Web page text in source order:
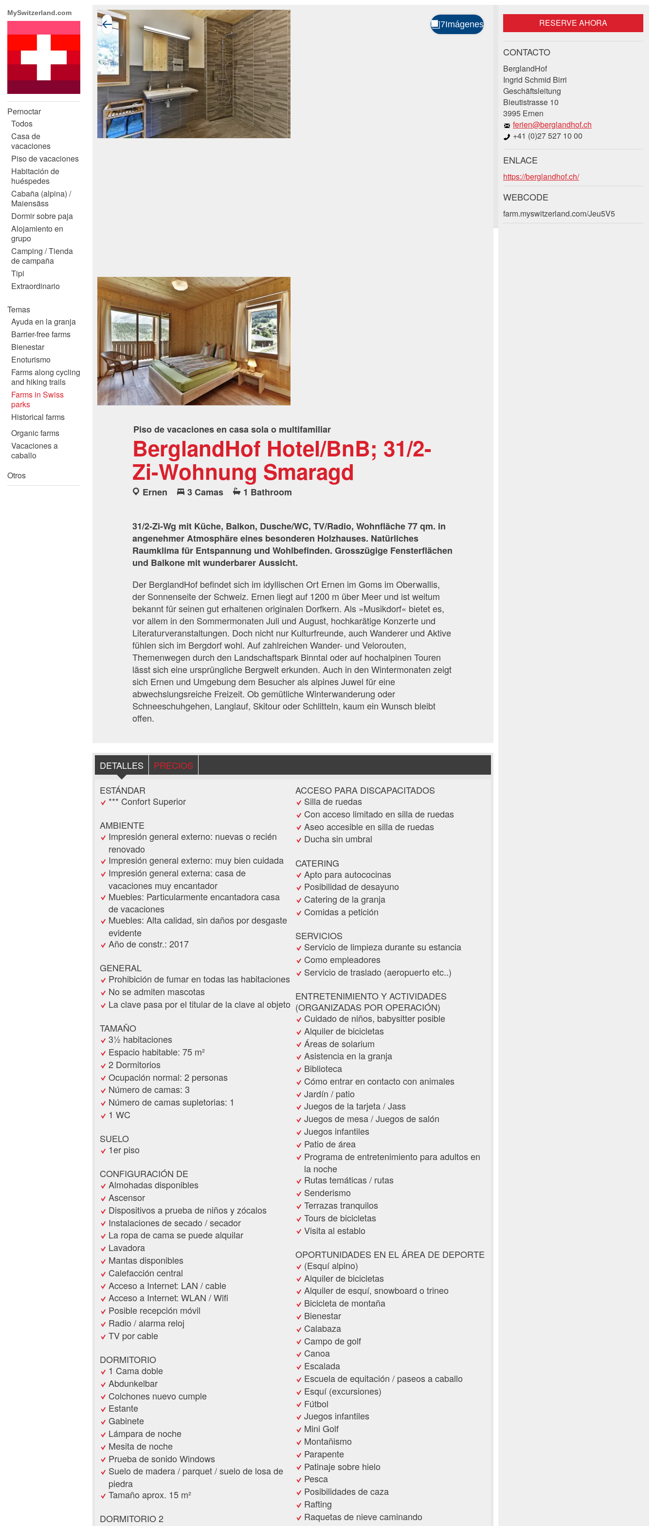
MySwitzerland.com
Pernoctar
Todos
Casa de
vacaciones
Piso de vacaciones
Habitación de
huéspedes
Cabaña (alpina) /
Maiensäss
Dormir sobre paja
Alojamiento en
grupo
Camping / Tienda
de campaña
Tipi
Extraordinario
Temas
Ayuda en la granja
Barrier-free farms
Bienestar
Enoturismo
Farms along cycling
and hiking trails
Farms in Swiss
parks
Historical farms
Organic farms
Vacaciones a
caballo
Otros
Piso de vacaciones en casa sola o multifamiliar
BerglandHof Hotel/BnB; 31/2-
Zi-Wohnung Smaragd
Ernen 3 Camas 1 Bathroom
31/2-Zi-Wg mit Küche, Balkon, Dusche/WC, TV/Radio, Wohnfläche 77 qm. in
angenehmer Atmosphäre eines besonderen Holzhauses. Natürliches
Raumklima für Entspannung und Wohlbefinden. Grosszügige Fensterflächen
und Balkone mit wunderbarer Aussicht.
Der BerglandHof befindet sich im idyllischen Ort Ernen im Goms im Oberwallis,
der Sonnenseite der Schweiz. Ernen liegt auf 1200 m über Meer und ist weitum
bekannt für seinen gut erhaltenen originalen Dorfkern. Als »Musikdorf« bietet es,
vor allem in den Sommermonaten Juli und August, hochkarätige Konzerte und
Literaturveranstaltungen. Doch nicht nur Kulturfreunde, auch Wanderer und Aktive
fühlen sich im Bergdorf wohl. Auf zahlreichen Wander- und Velorouten,
Themenwegen durch den Landschaftspark Binntal oder auf hochalpinen Touren
lässt sich eine ursprüngliche Bergwelt erkunden. Auch in den Wintermonaten zeigt
sich Ernen und Umgebung dem Besucher als alpines Juwel für eine
abwechslungsreiche Freizeit. Ob gemütliche Winterwanderung oder
Schneeschuhgehen, Langlauf, Skitour oder Schlitteln, kaum ein Wunsch bleibt
offen.
DETALLES
PRECIOS
ESTÁNDAR
*** Confort Superior
AMBIENTE
Impresión general externo: nuevas o recién
renovado
Impresión general externo: muy bien cuidada
Impresión general externa: casa de
vacaciones muy encantador
Muebles: Particularmente encantadora casa
de vacaciones
Muebles: Alta calidad, sin daños por desgaste
evidente
Año de constr.: 2017
GENERAL
Prohibición de fumar en todas las habitaciones
No se admiten mascotas
La clave pasa por el titular de la clave al objeto
TAMAÑO
3½ habitaciones
Espacio habitable: 75 m²
2 Dormitorios
Ocupación normal: 2 personas
Número de camas: 3
Número de camas supletorias: 1
1 WC
SUELO
1er piso
CONFIGURACIÓN DE
Almohadas disponibles
Ascensor
Dispositivos a prueba de niños y zócalos
Instalaciones de secado / secador
La ropa de cama se puede alquilar
Lavadora
Mantas disponibles
Calefacción central
Acceso a Internet: LAN / cable
Acceso a Internet: WLAN / Wifi
Posible recepción móvil
Radio / alarma reloj
TV por cable
DORMITORIO
1 Cama doble
Abdunkelbar
Colchones nuevo cumple
Estante
Gabinete
Lámpara de noche
Mesita de noche
Prueba de sonido Windows
Suelo de madera / parquet / suelo de losa de
piedra
Tamaño aprox. 15 m²
DORMITORIO 2
ACCESO PARA DISCAPACITADOS
Silla de ruedas
Con acceso limitado en silla de ruedas
Aseo accesible en silla de ruedas
Ducha sin umbral
CATERING
Apto para autococinas
Posibilidad de desayuno
Catering de la granja
Comidas a petición
SERVICIOS
Servicio de limpieza durante su estancia
Como empleadores
Servicio de traslado (aeropuerto etc..)
ENTRETENIMIENTO Y ACTIVIDADES
(ORGANIZADAS POR OPERACIÓN)
Cuidado de niños, babysitter posible
Alquiler de bicicletas
Áreas de solarium
Asistencia en la granja
Biblioteca
Cómo entrar en contacto con animales
Jardín / patio
Juegos de la tarjeta / Jass
Juegos de mesa / Juegos de salón
Juegos infantiles
Patio de área
Programa de entretenimiento para adultos en
la noche
Rutas temáticas / rutas
Senderismo
Terrazas tranquilos
Tours de bicicletas
Visita al establo
OPORTUNIDADES EN EL ÁREA DE DEPORTE
(Esquí alpino)
Alquiler de bicicletas
Alquiler de esquí, snowboard o trineo
Bicicleta de montaña
Bienestar
Calabaza
Campo de golf
Canoa
Escalada
Escuela de equitación / paseos a caballo
Esquí (excursiones)
Fútbol
Juegos infantiles
Mini Golf
Montañismo
Parapente
Patinaje sobre hielo
Pesca
Posibilidades de caza
Rafting
Raquetas de nieve caminando
RESERVE AHORA
CONTACTO
BerglandHof
Ingrid Schmid Birri
Geschäftsleitung
Bieutistrasse 10
3995 Ernen
ferien@berglandhof.ch
+41 (0)27 527 10 00
ENLACE
https://berglandhof.ch/
WEBCODE
farm.myswitzerland.com/Jeu5V5